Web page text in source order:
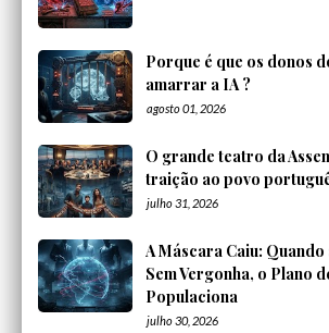
Porque é que os donos
amarrar a IA ?
agosto 01, 2026
O grande teatro da
traição ao povo
julho 31, 2026
A Máscara Caiu: Quando
Sem Vergonha, o Plano
Populaciona
julho 30, 2026